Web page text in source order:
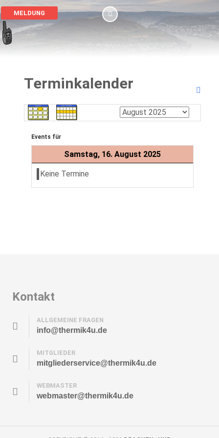
MELDUNG
Terminkalender
Events für
Samstag, 16. August 2025
Keine Termine
Kontakt
ALLGEMEINE FRAGEN
info@thermik4u.de
MITGLIEDER
mitgliederservice@thermik4u.de
WEBMASTER
webmaster@thermik4u.de